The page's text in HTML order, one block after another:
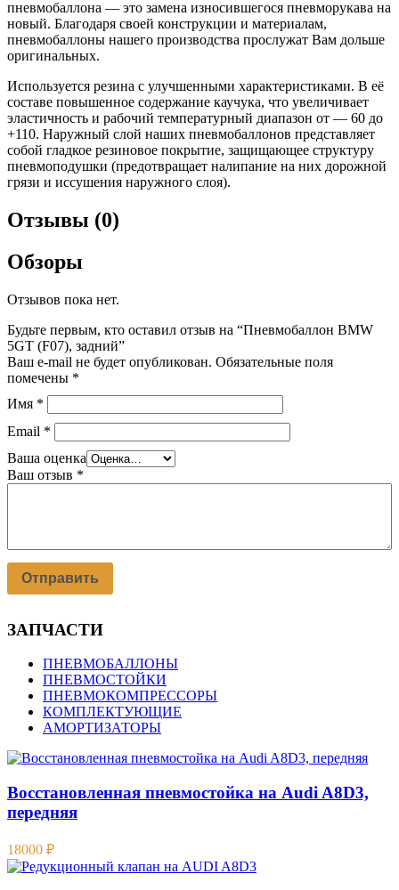
пневмобаллона — это замена износившегося пневморукава на
новый. Благодаря своей конструкции и материалам,
пневмобаллоны нашего производства прослужат Вам дольше
оригинальных.
Используется резина с улучшенными характеристиками. В её
составе повышенное содержание каучука, что увеличивает
эластичность и рабочий температурный диапазон от — 60 до
+110. Наружный слой наших пневмобаллонов представляет
собой гладкое резиновое покрытие, защищающее структуру
пневмоподушки (предотвращает налипание на них дорожной
грязи и иссушения наружного слоя).
Отзывы (0)
Обзоры
Отзывов пока нет.
Будьте первым, кто оставил отзыв на “Пневмобаллон BMW
5GT (F07), задний”
Ваш e-mail не будет опубликован. Обязательные поля
помечены *
Имя *
Email *
Ваша оценка
Ваш отзыв *
ЗАПЧАСТИ
ПНЕВМОБАЛЛОНЫ
ПНЕВМОСТОЙКИ
ПНЕВМОКОМПРЕССОРЫ
КОМПЛЕКТУЮЩИЕ
АМОРТИЗАТОРЫ
Восстановленная пневмостойка на Audi A8D3,
передняя
18000 ₽